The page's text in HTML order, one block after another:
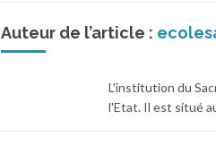
Auteur de l’article :
L'institution du
l'Etat. Il est situé